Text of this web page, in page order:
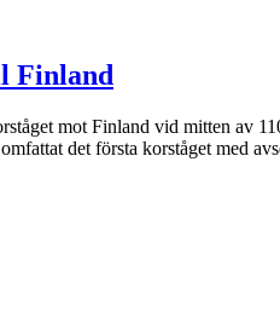
Finland
mot Finland vid mitten av
det första korståget med